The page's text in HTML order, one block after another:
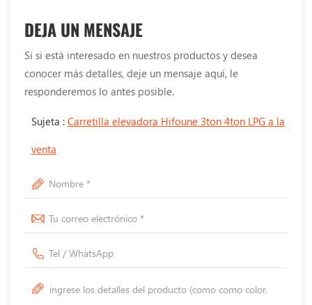
DEJA UN MENSAJE
Si si está interesado en nuestros productos y desea
conocer más detalles, deje un mensaje aquí, le
responderemos lo antes posible.
Sujeta : Carretilla elevadora Hifoune 3ton 4ton LPG a la
venta